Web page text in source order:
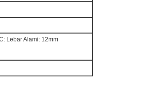
Lebar Alami: 12mm